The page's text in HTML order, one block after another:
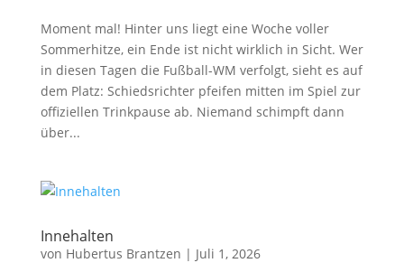
Moment mal! Hinter uns liegt eine Woche voller
Sommerhitze, ein Ende ist nicht wirklich in Sicht. Wer
in diesen Tagen die Fußball-WM verfolgt, sieht es auf
dem Platz: Schiedsrichter pfeifen mitten im Spiel zur
offiziellen Trinkpause ab. Niemand schimpft dann
über...
Innehalten
von Hubertus Brantzen | Juli 1, 2026